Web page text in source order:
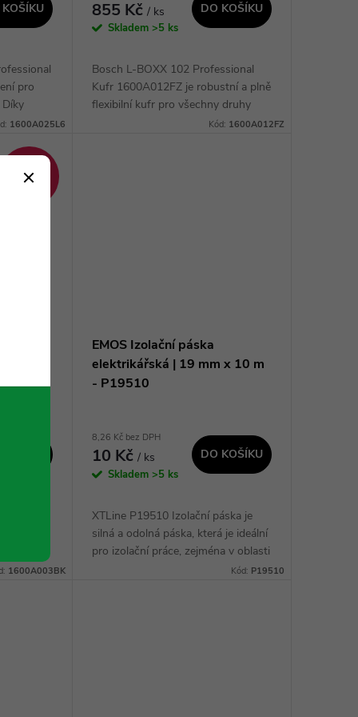
pro
rychlý
1600A025L6
855 Kč / ks
Skladem >5 ks
DO KOŠÍKU
Bosch L-BOXX 102 Professional
Kufr 1600A012FZ je robustní a plně
flexibilní kufr pro všechny druhy
elektrického nářadí. Díky snadnému
Kód: 1600A012FZ
–7 %
prostoru
1600A003BK
EMOS Izolační páska
elektrikářská | 19 mm x 10 m
- P19510
8,26 Kč bez DPH
10 Kč / ks
Skladem >5 ks
DO KOŠÍKU
XTLine P19510 Izolační páska je
silná a odolná páska, která je ideální
pro izolační práce, zejména v oblasti
elektroinstalace. S její pomocíKód: P19510